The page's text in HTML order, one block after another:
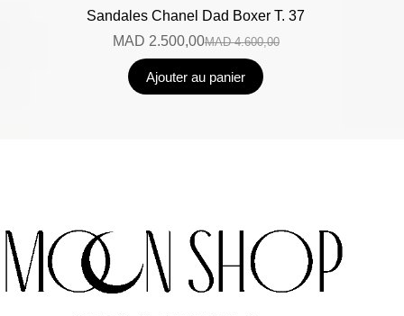
Sandales Chanel Dad Boxer T. 37
MAD4.600,00
MAD 2.500,00
Ajouter au panier